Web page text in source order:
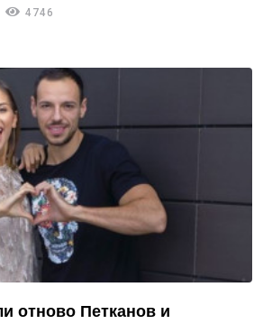
4746
отново Петканов и